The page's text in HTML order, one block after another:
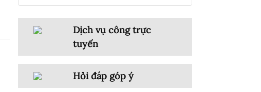
Dịch vụ công trực
tuyến
Hỏi đáp góp ý